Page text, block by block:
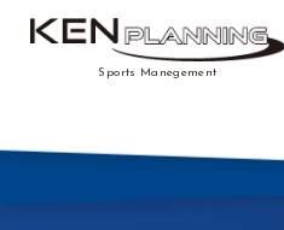
Sports Manegement